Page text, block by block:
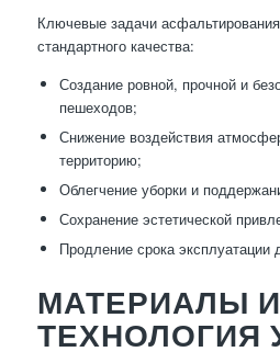
Ключевые задачи
стандартного качества:
Создание ровной, прочной и
пешеходов;
Снижение воздействия
территорию;
Облегчение уборки и
Сохранение эстетической
Продление срока
МАТЕРИАЛЫ И
ТЕХНОЛОГИЯ